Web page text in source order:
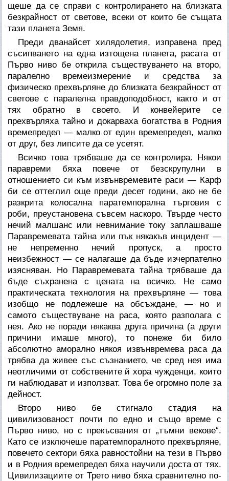
щеше да се справи с контролирането на близката
безкрайност от светове, всеки от които бе същата
тази планета Земя.
Преди дванайсет хилядолетия, изправена пред
съсипването на една изтощена планета, расата от
Първо ниво бе открила съществуването на второ,
паралелно времеизмерение и средства за
физическо прехвърляне до близката безкрайност от
светове с паралелна правдоподобност, както и от
тях обратно в своето. И конвейерите се
прехвърляха тайно и докарваха богатства в Родния
времепредел — малко от един времепредел, малко
от друг, без липсите да се усетят.
Всичко това трябваше да се контролира. Някои
паравреми бяха повече от безскрупулни в
отношението си към извънвремевите раси — Карф
би се оттеглил още преди десет години, ако не бе
разкрита колосална паратемпорална търговия с
роби, преустановена съвсем наскоро. Твърде често
нечий малшанс или невнимание току заплашваше
Паравремевата тайна или пък някакъв инцидент —
не непременно нечий пропуск, а просто
неизбежност — се налагаше да бъде изчерпателно
изясняван. Но Паравремевата тайна трябваше да
бъде съхранена с цената на всичко. Не само
практическата технология на прехвърляне — това
изобщо не подлежеше на обсъждане, — но и
самото съществуване на раса, която разполага с
нея. Ако не поради някаква друга причина (а други
причини имаше много), то понеже би било
абсолютно аморално някоя извънвремева раса да
трябва да живее със съзнанието, че сред нея има
неотличими от собствените й хора чужденци, които
ги наблюдават и използват. Това бе огромно поле за
дейност.
Второ ниво бе стигнало стадия на
цивилизованост почти по едно и също време с
Първо ниво, но с прекъсвания от „тъмни векове“.
Като се изключеше паратемпоралното прехвърляне,
повечето сектори бяха равностойни на тези в Първо
и в Родния времепредел бяха научили доста от тях.
Цивилизациите от Трето ниво бяха сравнително по-